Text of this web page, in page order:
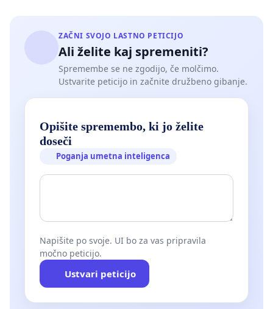
ZAČNI SVOJO LASTNO PETICIJO
Ali želite kaj spremeniti?
Spremembe se ne zgodijo, če molčimo.
Ustvarite peticijo in začnite družbeno gibanje.
Opišite spremembo, ki jo želite
doseči
Poganja umetna inteligenca
Napišite po svoje. UI bo za vas pripravila
močno peticijo.
Ustvari peticijo